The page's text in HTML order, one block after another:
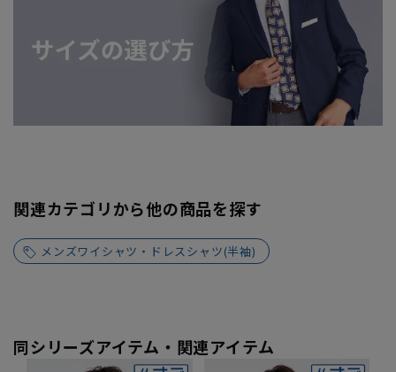
関連カテゴリから他の商品を探す
メンズワイシャツ・ドレスシャツ(半袖)
同シリーズアイテム・関連アイテム